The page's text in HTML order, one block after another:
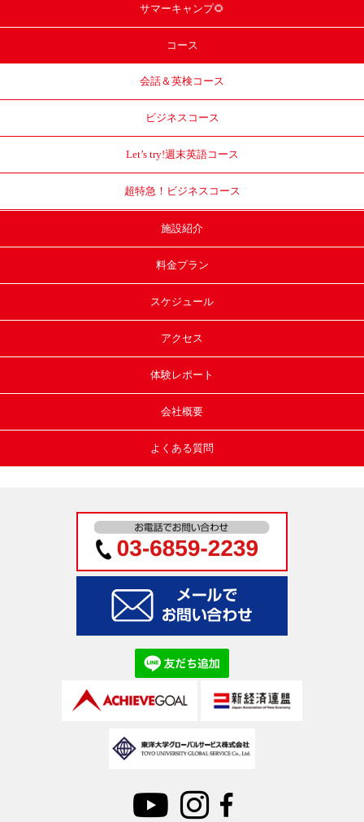
サマーキャンプ🌻
コース
会話＆英検コース
ビジネスコース
Let’s try!週末英語コース
超特急！ ビジネスコース
施設紹介
料金プラン
スケジュール
アクセス
体験レポート
会社概要
よくある質問